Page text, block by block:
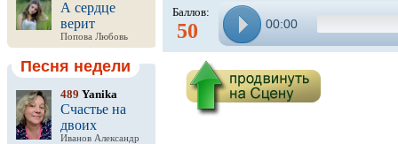
А сердце
верит
Попова Любовь
Песня недели
489 Yanika
Счастье на
двоих
Иванов Александр
Баллов:
50 00:00